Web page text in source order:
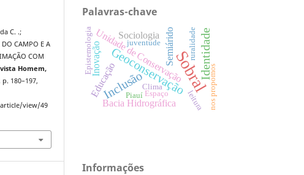
C. .;
CAMPO E A
COM
Homem,
180–197,
view/49
Palavras-chave
Sobral
Geoconservação
Inclusão
Identidade
Educação
Unidade de Conservação
Semiárido
Bacia Hidrográfica
Sociologia
Inovação
Epistemologia juventude
Espaço
ruralidade
nos propomos
leitura
Piauí
Clima
Informações